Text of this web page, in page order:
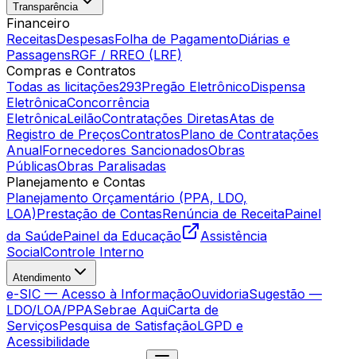
Transparência
Financeiro
ReceitasDespesasFolha de PagamentoDiárias e
PassagensRGF / RREO (LRF)
Compras e Contratos
Todas as licitações293Pregão EletrônicoDispensa
EletrônicaConcorrência
EletrônicaLeilãoContratações DiretasAtas de
Registro de PreçosContratosPlano de Contratações
AnualFornecedores SancionadosObras
PúblicasObras Paralisadas
Planejamento e Contas
Planejamento Orçamentário (PPA, LDO,
LOA)Prestação de ContasRenúncia de ReceitaPainel
da SaúdePainel da Educação
Assistência
SocialControle Interno
Atendimento
e-SIC — Acesso à InformaçãoOuvidoriaSugestão —
LDO/LOA/PPASebrae AquiCarta de
ServiçosPesquisa de SatisfaçãoLGPD e
Acessibilidade